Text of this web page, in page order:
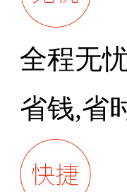
全程无
省钱,省